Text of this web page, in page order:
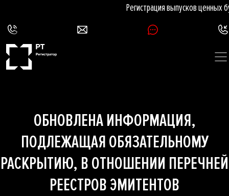
Регистрация выпусков ценных
ОБНОВЛЕНА ИНФОРМАЦИЯ,
ПОДЛЕЖАЩАЯ ОБЯЗАТЕЛЬНОМУ
РАСКРЫТИЮ, В ОТНОШЕНИИ ПЕРЕЧНЕЙ
РЕЕСТРОВ ЭМИТЕНТОВ